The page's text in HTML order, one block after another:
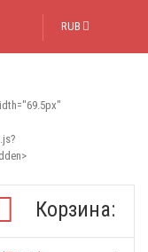
RUB
Корзина: